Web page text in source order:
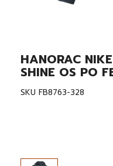
Skip
to
the
beginning
of
HANORAC
SHINE OS PO
SKU FB8763-328